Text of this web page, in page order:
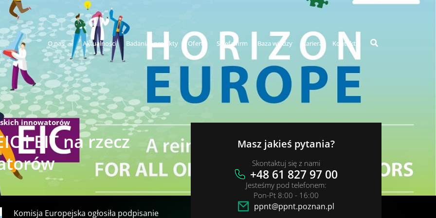
O nas Aktualności Badania i projekty Oferta Strefa firm Baza wiedzy Kariera Kontakt
innowatorów
i EIT na rzecz
Komisja Europejska ogłosiła podpisanie
Masz jakieś pytania?
Skontaktuj się z nami
+48 61 827 97 00
Jesteśmy pod telefonem:
Pon-Pt 8:00 - 16:00
ppnt@ppnt.poznan.pl